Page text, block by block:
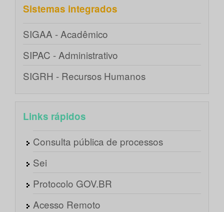
Sistemas integrados
SIGAA - Acadêmico
SIPAC - Administrativo
SIGRH - Recursos Humanos
Links rápidos
Consulta pública de processos
Sei
Protocolo GOV.BR
Acesso Remoto